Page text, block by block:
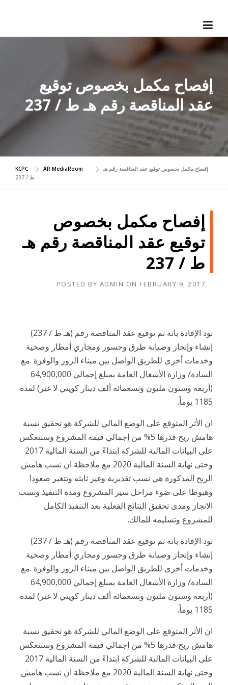
إفصاح مكمل بخصوص توقيع
عقد المناقصة رقم هـ ط / 237
KCPC AR MediaRoom
إفصاح مكمل بخصوص توقيع عقد المناقصة رقم هـ
ط / 237
إفصاح مكمل بخصوص
توقيع عقد المناقصة رقم هـ
ط / 237
POSTED BY ADMIN ON FEBRUARY 9, 2017
نود الإفادة بانه تم توقيع عقد المناقصة رقم (هـ ط / 237)
إنشاء وإنجاز وصيانة طرق وجسور ومجاري أمطار وصحية
وخدمات أخرى للطريق الواصل بين ميناء الزور والوفرة .مع
السادة/ وزارة الأشغال العامة بمبلغ إجمالي 64,900,000
(أربعة وستون مليون وتسعمائة ألف دينار كويتي لا غير) لمدة
1185 يوماً.
ان الأثر المتوقع على الوضع المالي للشركة هو تحقيق نسبة
هامش ربح قدرها 5% من إجمالي قيمة المشروع وستنعكس
على البيانات المالية للشركة ابتداءً من السنة المالية 2017
وحتى نهاية السنة المالية 2020 مع ملاحظة ان نسب هامش
الربح المذكورة هي نسب تقديرية وغير ثابته وتتغير صعودا
وهبوطا على ضوء مراحل سير المشروع ومدة التنفيذ ونسب
الانجاز ومدى تحقيق النتائج الفعلية بعد التنفيذ الكامل
للمشروع وتسليمه للمالك.
نود الإفادة بانه تم توقيع عقد المناقصة رقم (هـ ط / 237)
إنشاء وإنجاز وصيانة طرق وجسور ومجاري أمطار وصحية
وخدمات أخرى للطريق الواصل بين ميناء الزور والوفرة .مع
السادة/ وزارة الأشغال العامة بمبلغ إجمالي 64,900,000
(أربعة وستون مليون وتسعمائة ألف دينار كويتي لا غير) لمدة
1185 يوماً.
ان الأثر المتوقع على الوضع المالي للشركة هو تحقيق نسبة
هامش ربح قدرها 5% من إجمالي قيمة المشروع وستنعكس
على البيانات المالية للشركة ابتداءً من السنة المالية 2017
وحتى نهاية السنة المالية 2020 مع ملاحظة ان نسب هامش